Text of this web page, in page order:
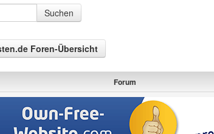
Suchen
Foren-Übersicht
Forum